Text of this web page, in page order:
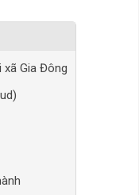
xã Gia Đông